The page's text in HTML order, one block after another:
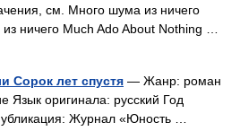
см. Много шума из ничего
ничего Much Ado About Nothing …
Сорок лет спустя — Жанр: роман
Язык оригинала: русский Год
Журнал «Юность …